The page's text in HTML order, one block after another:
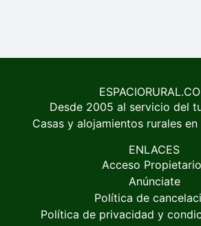
Desde 2005 al servicio del
Casas y alojamientos rurales en
ENLACES
Acceso
Anúnciate
Política de
Política de privacidad y